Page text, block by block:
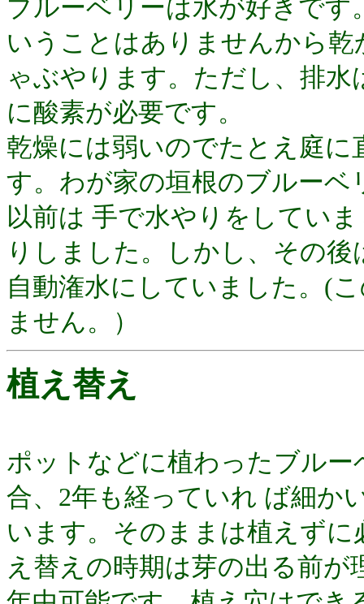
ブルーベリーは水が好きで
いうことはありませんから
ゃぶやります。ただし、排
に酸素が必要です。
乾燥には弱いのでたとえ庭
す。わが家の垣根のブルー
以前は 手で水やりをしてい
りしました。しかし、その
自動潅水にしていました。 (
ません。）
植え替え
ポットなどに植わったブル
合、2年も経っていれ ば細か
います。そのままは植えず
え替えの時期は芽の出る前